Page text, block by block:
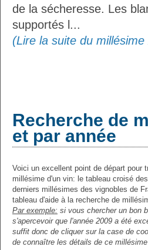
de la sécheresse. Les
supportés l...
(Lire la suite du
Recherche de
et par année
Voici un excellent point de départ pour
millésime d'un vin: le tableau croisé
derniers millésimes des vignobles de
tableau d'aide à la recherche de
Par exemple: si vous chercher un bon
s'apercevoir que l'année 2009 a été
suffit donc de cliquer sur la case de
de connaître les détails de ce